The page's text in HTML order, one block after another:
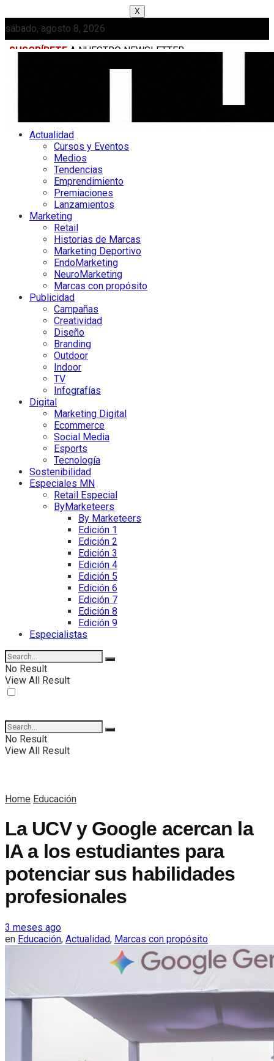
X
sábado, agosto 8, 2026
SUSCRÍBETE A NUESTRO NEWSLETTER
Actualidad
Cursos y Eventos
Medios
Tendencias
Emprendimiento
Premiaciones
Lanzamientos
Marketing
Retail
Historias de Marcas
Marketing Deportivo
EndoMarketing
NeuroMarketing
Marcas con propósito
Publicidad
Campañas
Creatividad
Diseño
Branding
Outdoor
Indoor
TV
Infografías
Digital
Marketing Digital
Ecommerce
Social Media
Esports
Tecnología
Sostenibilidad
Especiales MN
Retail Especial
ByMarketeers
By Marketeers
Edición 1
Edición 2
Edición 3
Edición 4
Edición 5
Edición 6
Edición 7
Edición 8
Edición 9
Especialistas
No Result
View All Result
No Result
View All Result
Home Educación
La UCV y Google acercan la
IA a los estudiantes para
potenciar sus habilidades
profesionales
3 meses ago
en Educación, Actualidad, Marcas con propósito